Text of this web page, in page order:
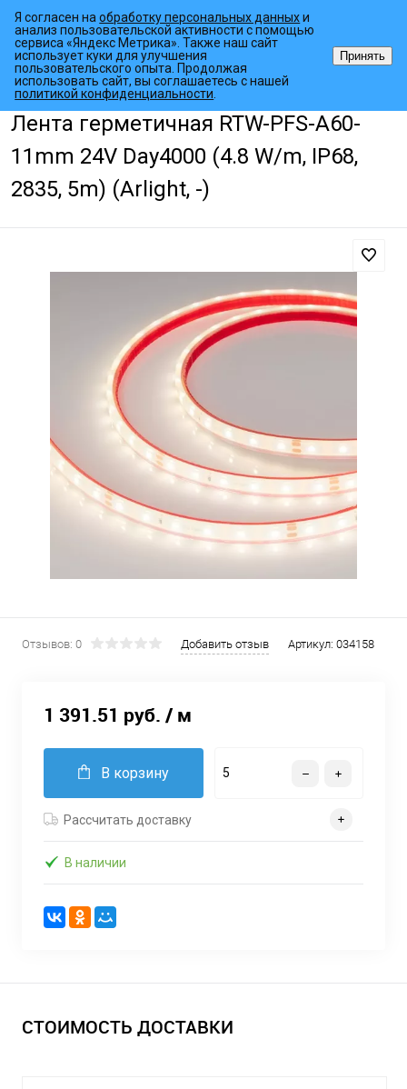
Главная страница • Каталог товаров • Светодиодные ленты
Лента герметичная RTW-PFS-A60-
11mm 24V Day4000 (4.8 W/m, IP68,
2835, 5m) (Arlight, -)
Отзывов: 0 Добавить отзыв Артикул: 034158
1 391.51 руб. / м
В корзину
Рассчитать доставку
В наличии
СТОИМОСТЬ ДОСТАВКИ
Я согласен наобработку персональных данныхи
анализ пользовательской активности с помощью
сервиса «Яндекс Метрика». Также наш сайт
использует куки для улучшения
пользовательского опыта. Продолжая
использовать сайт, вы соглашаетесь с нашей
политикой конфиденциальности
Принять